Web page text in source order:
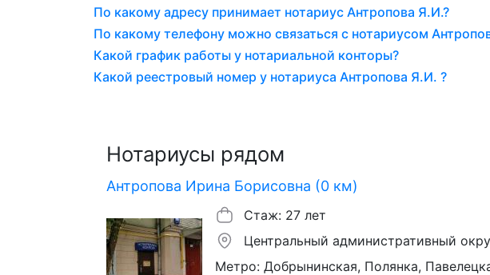
По какому адресу принимает нотариус Антропова Я.И.?
По какому телефону можно связаться с нотариусом
Какой график работы у нотариальной конторы?
Какой реестровый номер у нотариуса Антропова Я.И. ?
Нотариусы рядом
Антропова Ирина Борисовна (0 км)
Стаж: 27 лет
Центральный административный
Метро: Добрынинская, Полянка,